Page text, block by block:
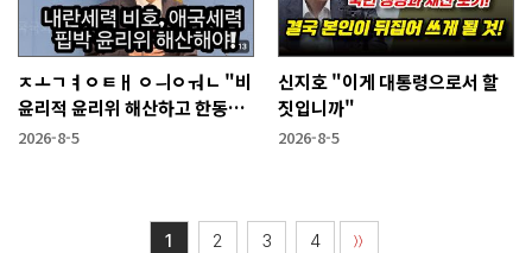
ㅈㅗㄱㅕㅇㅌㅐ ㅇㅢㅇㅝㄴ "비
윤리적 윤리위 해산하고 한동훈
복당 시켜야"
2026-8-5
신지호 "이게 대통령으로서 할
짓입니까"
2026-8-5
1 2 3 4 〉〉